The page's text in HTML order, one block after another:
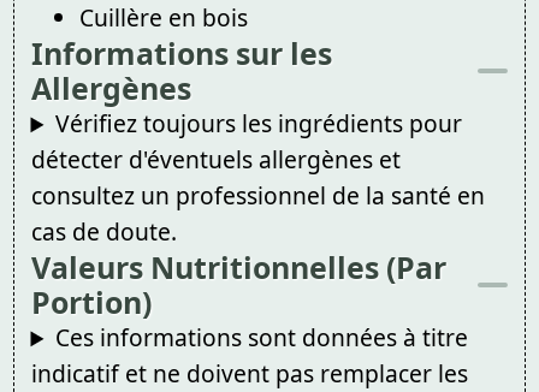
Cuillère en bois
Informations sur les
Allergènes
Vérifiez toujours les ingrédients pour
détecter d'éventuels allergènes et
consultez un professionnel de la santé en
cas de doute.
Valeurs Nutritionnelles (Par
Portion)
Ces informations sont données à titre
indicatif et ne doivent pas remplacer les